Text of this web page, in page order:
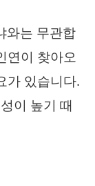
와는 무관합
연이 찾아오
가 있습니다.
이 높기 때